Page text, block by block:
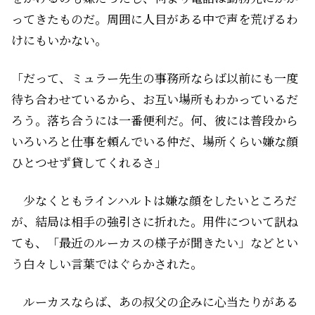
ってきたものだ。周囲に人目がある中で声を荒げるわ
けにもいかない。
「だって、ミュラー先生の事務所ならば以前にも一度
待ち合わせているから、お互い場所もわかっているだ
ろう。落ち合うには一番便利だ。何、彼には普段から
いろいろと仕事を頼んでいる仲だ、場所くらい嫌な顔
ひとつせず貸してくれるさ」
少なくともラインハルトは嫌な顔をしたいところだ
が、結局は相手の強引さに折れた。用件について訊ね
ても、「最近のルーカスの様子が聞きたい」などとい
う白々しい言葉ではぐらかされた。
ルーカスならば、あの叔父の企みに心当たりがある